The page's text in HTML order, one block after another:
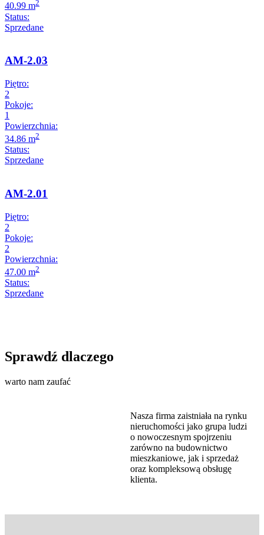
40.99 m2
Status:
Sprzedane
AM-2.03
Piętro:
2
Pokoje:
1
Powierzchnia:
34.86 m2
Status:
Sprzedane
AM-2.01
Piętro:
2
Pokoje:
2
Powierzchnia:
47.00 m2
Status:
Sprzedane
Sprawdź dlaczego
warto nam zaufać
Nasza firma zaistniała na rynku
nieruchomości jako grupa ludzi
o nowoczesnym spojrzeniu
zarówno na budownictwo
mieszkaniowe, jak i sprzedaż
oraz kompleksową obsługę
klienta.